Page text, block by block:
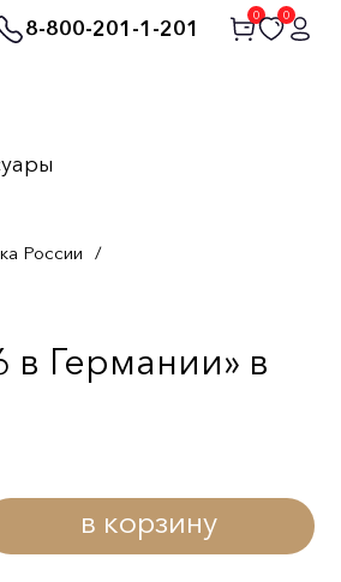
8-800-201-1-201
0 0
России /
Германии» в
в корзину